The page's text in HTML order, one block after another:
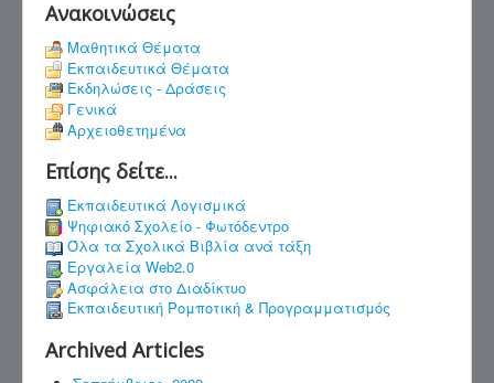
Ανακοινώσεις
Μαθητικά Θέματα
Εκπαιδευτικά Θέματα
Εκδηλώσεις - Δράσεις
Γενικά
Αρχειοθετημένα
Επίσης δείτε...
Εκπαιδευτικά Λογισμικά
Ψηφιακό Σχολείο - Φωτόδεντρο
Όλα τα Σχολικά Βιβλία ανά τάξη
Εργαλεία Web2.0
Ασφάλεια στο Διαδίκτυο
Εκπαιδευτική Ρομποτική & Προγραμματισμός
Archived Articles